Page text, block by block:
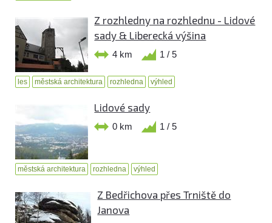
Z rozhledny na rozhlednu - Lidové
sady & Liberecká výšina
4 km 1 / 5
les městská architektura rozhledna výhled
Lidové sady
0 km 1 / 5
městská architektura rozhledna výhled
Z Bedřichova přes Trniště do
Janova